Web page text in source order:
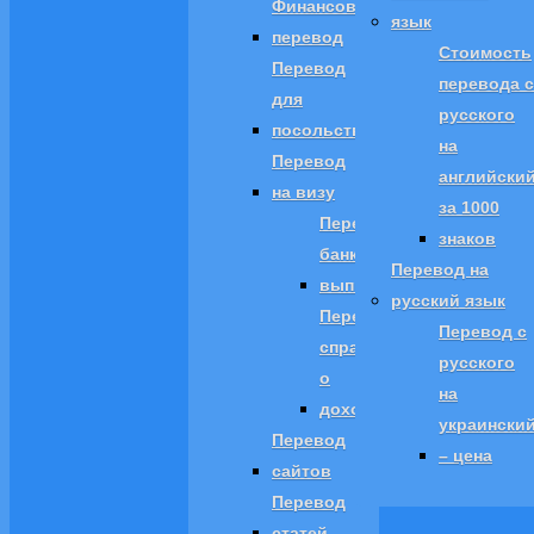
Финансовый
перевод
Перевод
для
посольств
Перевод
на визу
Перевод
банковской
выписки
Перевод
справки
о
доходах
Перевод
сайтов
Перевод
язык
Стоимость
перевода с
русского
на
за 1000
знаков
Перевод на
русский язык
Перевод с
русского
на
– цена